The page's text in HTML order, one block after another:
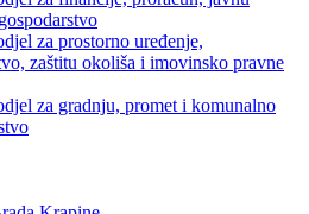
za prostorno uređenje,
zaštitu okoliša i imovinsko pravne
za gradnju, promet i komunalno